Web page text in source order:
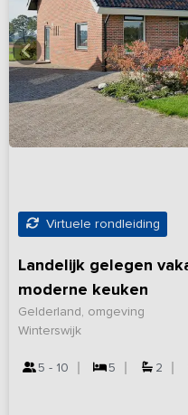
Virtuele rondleiding
Landelijk gelegen
moderne keuken
Gelderland, omgeving
Winterswijk
5 - 10 5 2